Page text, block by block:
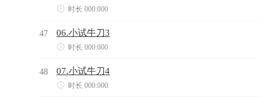
 时长 000:000
47 06.小试牛刀3
 时长 000:000
48 07.小试牛刀4
 时长 000:000